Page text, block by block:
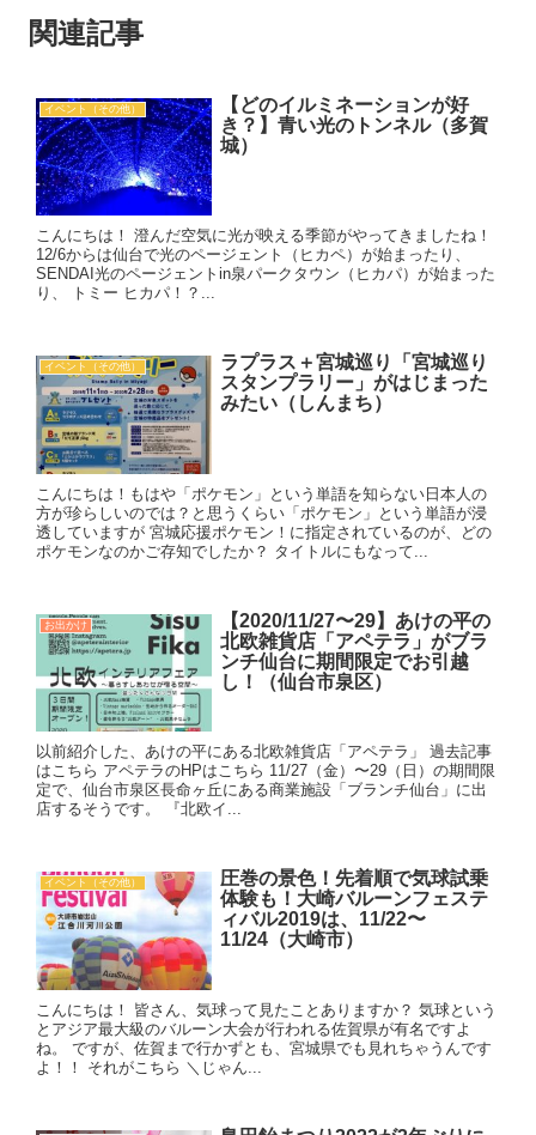
関連記事
イベント（その他）
【どのイルミネーションが好
き？】青い光のトンネル（多賀
城）
こんにちは！ 澄んだ空気に光が映える季節がやってきましたね！
12/6からは仙台で光のページェント（ヒカペ）が始まったり、
SENDAI光のページェントin泉パークタウン（ヒカパ）が始まった
り、 トミー ヒカパ！？...
イベント（その他）
ラプラス＋宮城巡り「宮城巡り
スタンプラリー」がはじまった
みたい（しんまち）
こんにちは！もはや「ポケモン」という単語を知らない日本人の
方が珍らしいのでは？と思うくらい「ポケモン」という単語が浸
透していますが 宮城応援ポケモン！に指定されているのが、どの
ポケモンなのかご存知でしたか？ タイトルにもなって...
お出かけ
【2020/11/27〜29】あけの平の
北欧雑貨店「アペテラ」がブラ
ンチ仙台に期間限定でお引越
し！（仙台市泉区）
以前紹介した、あけの平にある北欧雑貨店「アペテラ」 過去記事
はこちら アペテラのHPはこちら 11/27（金）〜29（日）の期間限
定で、仙台市泉区長命ヶ丘にある商業施設「ブランチ仙台」に出
店するそうです。 『北欧イ...
イベント（その他）
圧巻の景色！先着順で気球試乗
体験も！大崎バルーンフェステ
ィバル2019は、11/22〜
11/24（大崎市）
こんにちは！ 皆さん、気球って見たことありますか？ 気球という
とアジア最大級のバルーン大会が行われる佐賀県が有名ですよ
ね。 ですが、佐賀まで行かずとも、宮城県でも見れちゃうんです
よ！！ それがこちら ＼じゃん...